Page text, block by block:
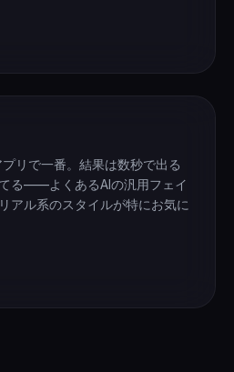
リで一番。結果は数秒で出る
る——よくあるAIの汎用フェイ
アル系のスタイルが特にお気に